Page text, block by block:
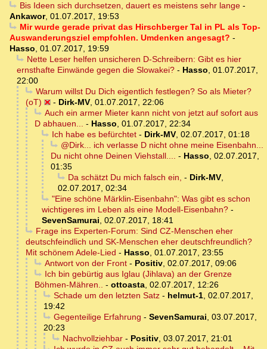
Bis Ideen sich durchsetzen, dauert es meistens sehr lange-
Ankawor, 01.07.2017, 19:53
Mir wurde gerade privat das Hirschberger Tal in PL als Top-
Auswanderungsziel empfohlen. Umdenken angesagt? -
Hasso, 01.07.2017, 19:59
Nette Leser helfen unsicheren D-Schreibern: Gibt es hier
ernsthafte Einwände gegen die Slowakei? - Hasso, 01.07.2017,
22:00
Warum willst Du Dich eigentlich festlegen? So als Mieter?
(oT)
- Dirk-MV, 01.07.2017, 22:06
Auch ein armer Mieter kann nicht von jetzt auf sofort aus
D abhauen... - Hasso, 01.07.2017, 22:34
Ich habe es befürchtet- Dirk-MV, 02.07.2017, 01:18
@Dirk... ich verlasse D nicht ohne meine Eisenbahn...
Du nicht ohne Deinen Viehstall.... - Hasso, 02.07.2017,
01:35
Da schätzt Du mich falsch ein, - Dirk-MV,
02.07.2017, 02:34
"Eine schöne Märklin-Eisenbahn": Was gibt es schon
wichtigeres im Leben als eine Modell-Eisenbahn? -
SevenSamurai, 02.07.2017, 18:41
Frage ins Experten-Forum: Sind CZ-Menschen eher
deutschfeindlich und SK-Menschen eher deutschfreundlich?
Mit schönem Adele-Lied - Hasso, 01.07.2017, 23:55
Antwort von der Front- Positiv, 02.07.2017, 09:06
Ich bin gebürtig aus Iglau (Jihlava) an der Grenze
Böhmen-Mähren.. - ottoasta, 02.07.2017, 12:26
Schade um den letzten Satz- helmut-1, 02.07.2017,
19:42
Gegenteilige Erfahrung - SevenSamurai, 03.07.2017,
20:23
Nachvollziehbar- Positiv, 03.07.2017, 21:01